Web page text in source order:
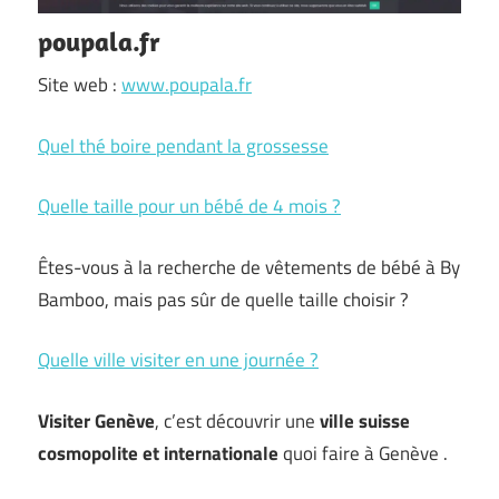
poupala.fr
Site web :www.poupala.fr
Quel thé boire pendant la grossesse
Quelle taille pour un bébé de 4 mois ?
Êtes-vous à la recherche de vêtements de bébé à By
Bamboo, mais pas sûr de quelle taille choisir ?
Quelle ville visiter en une journée ?
Visiter Genève, c’est découvrir uneville suisse
cosmopolite et internationalequoi faire à Genève .